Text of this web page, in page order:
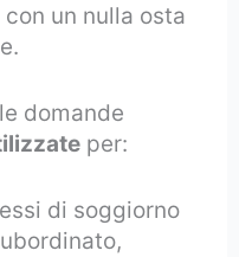
un nulla osta
domande
per:
di soggiorno